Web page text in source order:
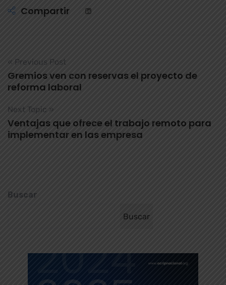
Compartir
« Previous Post
Gremios ven con reservas el proyecto de
reforma laboral
Next Topic »
Ventajas que ofrece el trabajo remoto para
implementar en las empresa
Buscar
Buscar